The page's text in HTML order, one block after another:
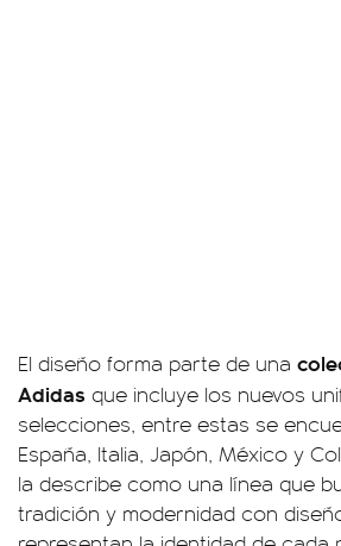
El diseño forma parte de una
Adidas que incluye los nuevos
selecciones, entre estas se
España, Italia, Japón, México y
la describe como una línea que
tradición y modernidad con